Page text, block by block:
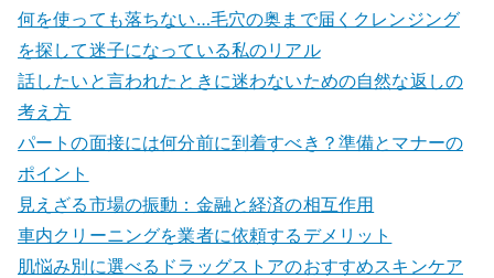
何を使っても落ちない…毛穴の奥まで届くクレンジング
を探して迷子になっている私のリアル
話したいと言われたときに迷わないための自然な返しの
考え方
パートの面接には何分前に到着すべき？準備とマナーの
ポイント
見えざる市場の振動：金融と経済の相互作用
車内クリーニングを業者に依頼するデメリット
肌悩み別に選べるドラッグストアのおすすめスキンケア